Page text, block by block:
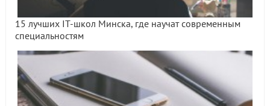
15 лучших IT-школ Минска, где научат современным
специальностям